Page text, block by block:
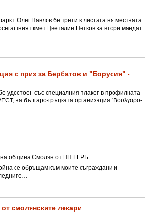
Олег Павлов бе трети в листата на местната
кмет Цветалин Петков за втори мандат.
с приз за Бербатов и "Борусия" -
удостоен със специалния плакет в профилната
на българо-гръцката организация “Bουλγαρο-
на община Смолян от ПП ГЕРБ
се обръщам към моите съграждани и
смолянските лекари